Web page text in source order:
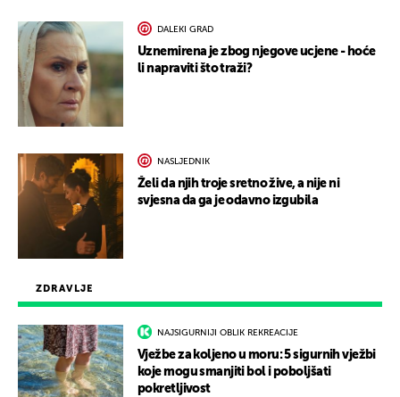
ZDRAVLJE
NAJSIGURNIJI OBLIK REKREACIJE
Vježbe za koljeno u moru: 5 sigurnih vježbi
koje mogu smanjiti bol i poboljšati
pokretljivost
DALEKI GRAD
Uznemirena je zbog njegove ucjene - hoće
li napraviti što traži?
NASLJEDNIK
Želi da njih troje sretno žive, a nije ni
svjesna da ga je odavno izgubila